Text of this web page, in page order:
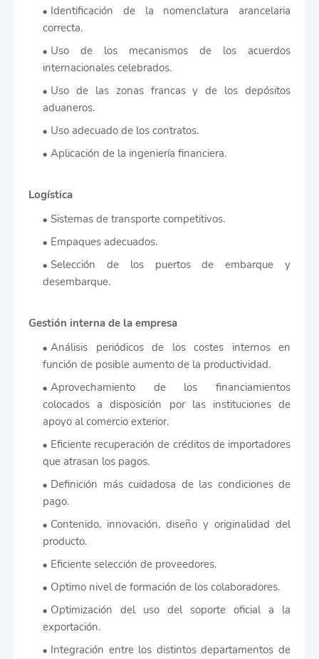
Identificación de la nomenclatura arancelaria
correcta.
Uso de los mecanismos de los acuerdos
internacionales celebrados.
Uso de las zonas francas y de los depósitos
aduaneros.
Uso adecuado de los contratos.
Aplicación de la ingeniería financiera.
Logística
Sistemas de transporte competitivos.
Empaques adecuados.
Selección de los puertos de embarque y
desembarque.
Gestión interna de la empresa
Análisis periódicos de los costes internos en
función de posible aumento de la productividad.
Aprovechamiento de los financiamientos
colocados a disposición por las instituciones de
apoyo al comercio exterior.
Eficiente recuperación de créditos de importadores
que atrasan los pagos.
Definición más cuidadosa de las condiciones de
pago.
Contenido, innovación, diseño y originalidad del
producto.
Eficiente selección de proveedores.
Optimo nivel de formación de los colaboradores.
Optimización del uso del soporte oficial a la
exportación.
Integración entre los distintos departamentos de